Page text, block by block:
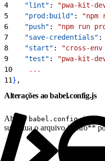
4
    "lint"
: "pwa-kit-
5
    "prod:build"
:
6
    "push"
: "npm run
7
    "save-credentials"
:
8
    "start"
:
"cross-env
9
    "test"
: "pwa-kit-
10
    ...
11} ,
Alterações ao babel.config.js
Abra o babel.config.js no
substitua o arquivo inteiro**